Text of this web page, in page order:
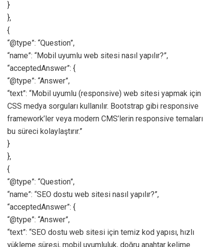
}
},
{
“@type”: “Question”,
“name”: “Mobil uyumlu web sitesi nasıl yapılır?”,
“acceptedAnswer”: {
“@type”: “Answer”,
“text”: “Mobil uyumlu (responsive) web sitesi yapmak için
CSS medya sorguları kullanılır. Bootstrap gibi responsive
framework’ler veya modern CMS’lerin responsive temaları
bu süreci kolaylaştırır.”
}
},
{
“@type”: “Question”,
“name”: “SEO dostu web sitesi nasıl yapılır?”,
“acceptedAnswer”: {
“@type”: “Answer”,
“text”: “SEO dostu web sitesi için temiz kod yapısı, hızlı
yükleme süresi, mobil uyumluluk, doğru anahtar kelime